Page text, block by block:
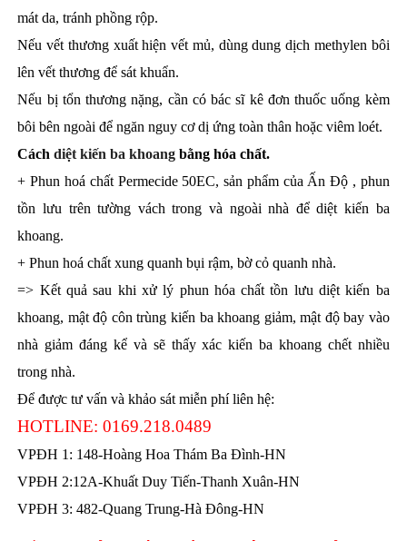
mát da, tránh phồng rộp.
Nếu vết thương xuất hiện vết mủ, dùng dung dịch methylen bôi
lên vết thương để sát khuẩn.
Nếu bị tổn thương nặng, cần có bác sĩ kê đơn thuốc uống kèm
bôi bên ngoài để ngăn nguy cơ dị ứng toàn thân hoặc viêm loét.
Cáchdiệt kiến ba khoang bằng hóa chất.
+ Phun hoá chất Permecide 50EC, sản phẩm của Ấn Độ , phun
tồn lưu trên tường vách trong và ngoài nhà để diệt kiến ba
khoang.
+ Phun hoá chất xung quanh bụi rậm, bờ cỏ quanh nhà.
=> Kết quả sau khi xử lý phun hóa chất tồn lưu diệt kiến ba
khoang, mật độ côn trùng kiến ba khoang giảm, mật độ bay vào
nhà giảm đáng kể và sẽ thấy xác kiến ba khoang chết nhiều
trong nhà.
Để được tư vấn và khảo sát miễn phí liên hệ:
HOTLINE: 0169.218.0489
VPĐH 1: 148-Hoàng Hoa Thám Ba Đình-HN
VPĐH 2:12A-Khuất Duy Tiến-Thanh Xuân-HN
VPĐH 3: 482-Quang Trung-Hà Đông-HN